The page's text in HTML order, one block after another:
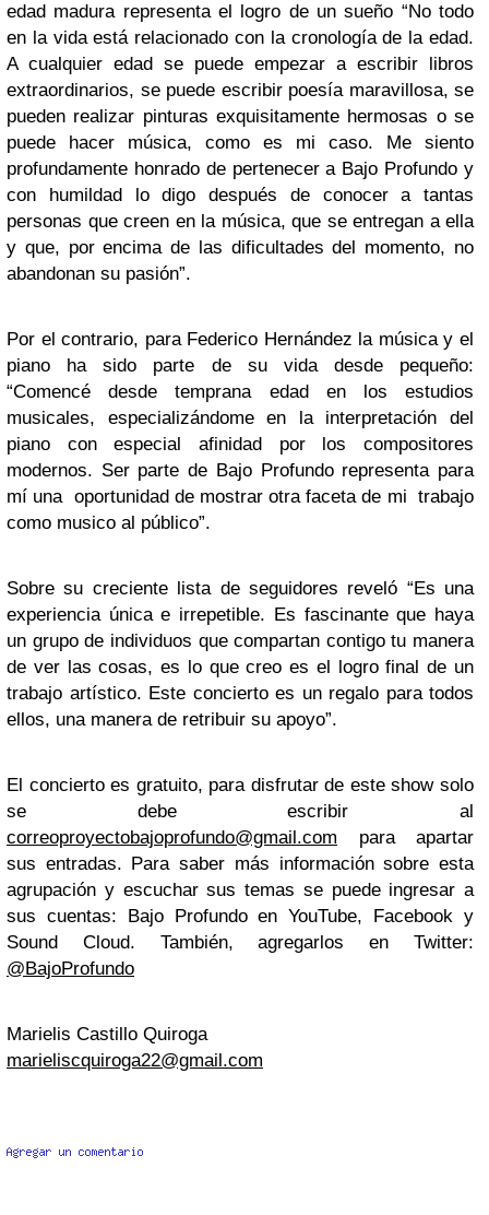
edad madura representa el logro de un sueño “No todo
en la vida está relacionado con la cronología de la edad.
A cualquier edad se puede empezar a escribir libros
extraordinarios, se puede escribir poesía maravillosa, se
pueden realizar pinturas exquisitamente hermosas o se
puede hacer música, como es mi caso. Me siento
profundamente honrado de pertenecer a Bajo Profundo y
con humildad lo digo después de conocer a tantas
personas que creen en la música, que se entregan a ella
y que, por encima de las dificultades del momento, no
abandonan su pasión”.
Por el contrario, para Federico Hernández la música y el
piano ha sido parte de su vida desde pequeño:
“Comencé desde temprana edad en los estudios
musicales, especializándome en la interpretación del
piano con especial afinidad por los compositores
modernos. Ser parte de Bajo Profundo representa para
mí una oportunidad de mostrar otra faceta de mi trabajo
como musico al público”.
Sobre su creciente lista de seguidores reveló “Es una
experiencia única e irrepetible. Es fascinante que haya
un grupo de individuos que compartan contigo tu manera
de ver las cosas, es lo que creo es el logro final de un
trabajo artístico. Este concierto es un regalo para todos
ellos, una manera de retribuir su apoyo”.
El concierto es gratuito, para disfrutar de este show solo
se debe escribir al
correoproyectobajoprofundo@gmail.com para apartar
sus entradas. Para saber más información sobre esta
agrupación y escuchar sus temas se puede ingresar a
sus cuentas: Bajo Profundo en YouTube, Facebook y
Sound Cloud. También, agregarlos en Twitter:
@BajoProfundo
Marielis Castillo Quiroga
marieliscquiroga22@gmail.com